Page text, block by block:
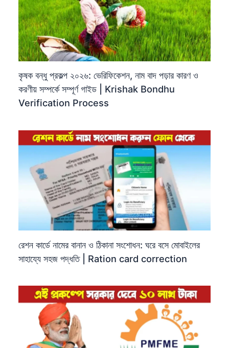
কৃষক বন্ধু প্রকল্প ২০২৬: ভেরিফিকেশন, নাম বাদ পড়ার কারণ ও
করণীয় সম্পর্কে সম্পূর্ণ গাইড | Krishak Bondhu
Verification Process
রেশন কার্ডে নামের বানান ও ঠিকানা সংশোধন: ঘরে বসে মোবাইলের
সাহায্যে সহজ পদ্ধতি | Ration card correction